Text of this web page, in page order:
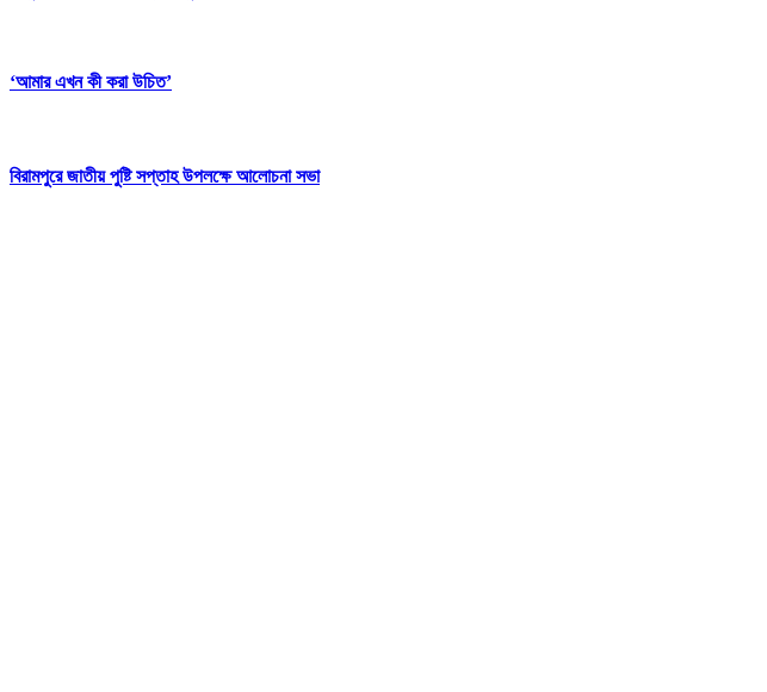
‘আমার এখন কী করা উচিত’
বিরামপুরে জাতীয় পুষ্টি সপ্তাহ উপলক্ষে আলোচনা সভা